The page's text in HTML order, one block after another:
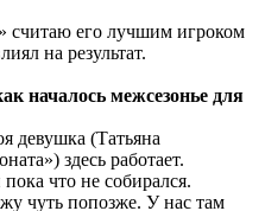
считаю его лучшим игроком
на результат.
началось межсезонье для
девушка (Татьяна
здесь работает.
что не собирался.
чуть попозже. У нас там